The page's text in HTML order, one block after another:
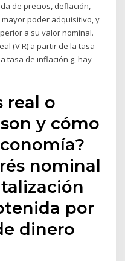
de precios, deflación,
poder adquisitivo, y
a su valor nominal.
(V R) a partir de la tasa
tasa de inflación g, hay
real o
y cómo
nominal
por
dinero